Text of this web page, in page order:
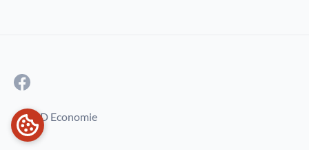
© FOD Economie
COOKIEVOORKEUREN